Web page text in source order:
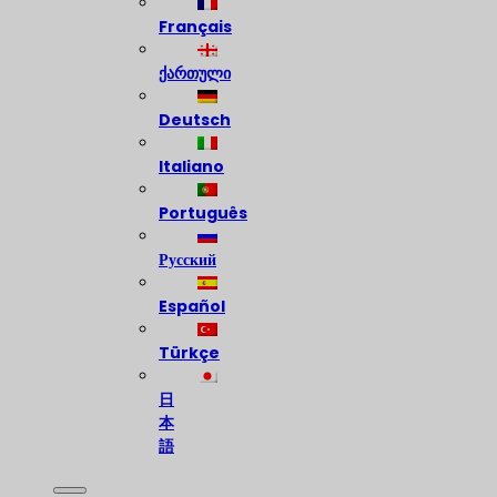
Français
ქართული
Deutsch
Italiano
Português
Русский
Español
Türkçe
日
本
語